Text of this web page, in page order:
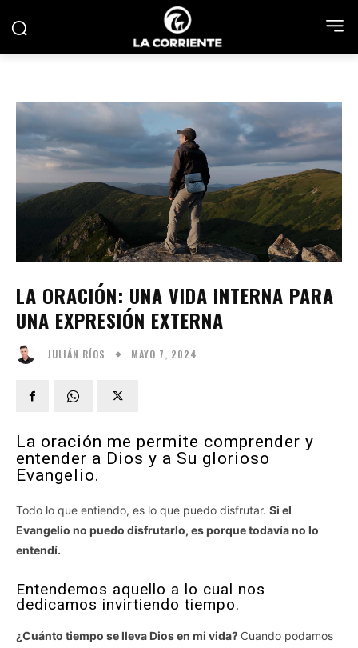
LA ORACIÓN: UNA VIDA INTERNA PARA
UNA EXPRESIÓN EXTERNA
JULIÁN RÍOS MAYO 7, 2024
La oración me permite comprender y
entender a Dios y a Su glorioso
Evangelio.
Todo lo que entiendo, es lo que puedo disfrutar. Si el
Evangelio no puedo disfrutarlo, es porque todavía no lo
entendí.
Entendemos aquello a lo cual nos
dedicamos invirtiendo tiempo.
¿Cuánto tiempo se lleva Dios en mi vida? Cuando podamos